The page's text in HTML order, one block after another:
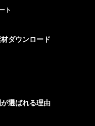
ト
ダウンロード
選ばれる理由